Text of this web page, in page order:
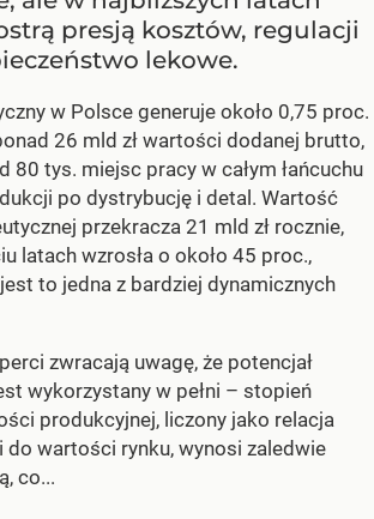
presją kosztów, regulacji
lekowe.
w Polsce generuje około 0,75 proc.
26 mld zł wartości dodanej brutto,
80 tys. miejsc pracy w całym łańcuchu
po dystrybucję i detal. Wartość
przekracza 21 mld zł rocznie,
latach wzrosła o około 45 proc.,
to jedna z bardziej dynamicznych
zwracają uwagę, że potencjał
wykorzystany w pełni – stopień
produkcyjnej, liczony jako relacja
wartości rynku, wynosi zaledwie
co...